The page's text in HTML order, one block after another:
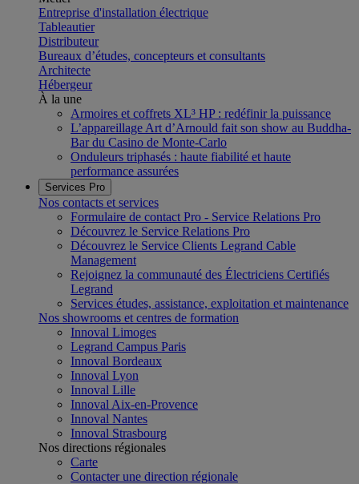
Entreprise d'installation électrique
Tableautier
Distributeur
Bureaux d’études, concepteurs et consultants
Architecte
Hébergeur
À la une
Armoires et coffrets XL³ HP : redéfinir la puissance
L’appareillage Art d’Arnould fait son show au Buddha-
Bar du Casino de Monte-Carlo
Onduleurs triphasés : haute fiabilité et haute
performance assurées
Services Pro
Nos contacts et services
Formulaire de contact Pro - Service Relations Pro
Découvrez le Service Relations Pro
Découvrez le Service Clients Legrand Cable
Management
Rejoignez la communauté des Électriciens Certifiés
Legrand
Services études, assistance, exploitation et maintenance
Nos showrooms et centres de formation
Innoval Limoges
Legrand Campus Paris
Innoval Bordeaux
Innoval Lyon
Innoval Lille
Innoval Aix-en-Provence
Innoval Nantes
Innoval Strasbourg
Nos directions régionales
Carte
Contacter une direction régionale